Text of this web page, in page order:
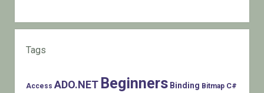
Tags
Access ADO.NET Beginners Binding Bitmap C#